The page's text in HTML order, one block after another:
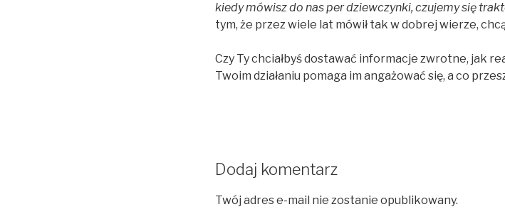
kiedy mówisz do nas per dziewczynki, czujemy się
tym, że przez wiele lat mówił tak w dobrej wierze,
Czy Ty chciałbyś dostawać informacje zwrotne, jak
Twoim działaniu pomaga im angażować się, a co
Dodaj komentarz
Twój adres e-mail nie zostanie opublikowany.